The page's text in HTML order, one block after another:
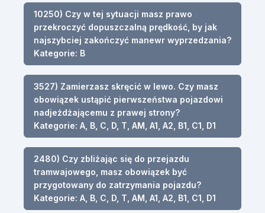
10250) Czy w tej sytuacji masz prawo
przekroczyć dopuszczalną prędkość, by jak
najszybciej zakończyć manewr wyprzedzania?
Kategorie: B
3527) Zamierzasz skręcić w lewo. Czy masz
obowiązek ustąpić pierwszeństwa pojazdowi
nadjeżdżającemu z prawej strony?
Kategorie: A, B, C, D, T, AM, A1, A2, B1, C1, D1
2480) Czy zbliżając się do przejazdu
tramwajowego, masz obowiązek być
przygotowany do zatrzymania pojazdu?
Kategorie: A, B, C, D, T, AM, A1, A2, B1, C1, D1